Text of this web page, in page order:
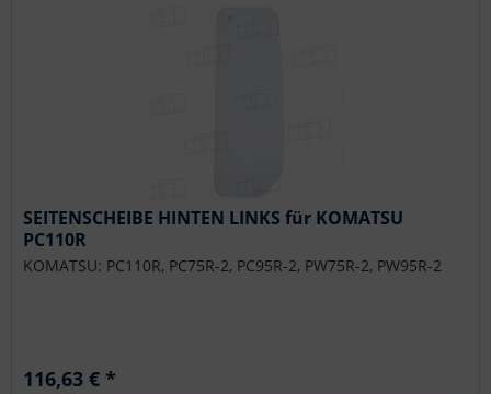
SEITENSCHEIBE HINTEN LINKS für KOMATSU
PC110R
KOMATSU: PC110R, PC75R-2, PC95R-2, PW75R-2, PW95R-2
116,63 € *